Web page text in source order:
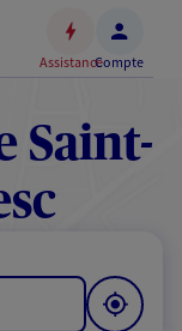
AssistanceCompte
Saint-